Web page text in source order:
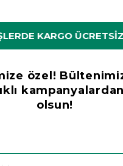
ÜCRETSİZ!
özel!
olsun!